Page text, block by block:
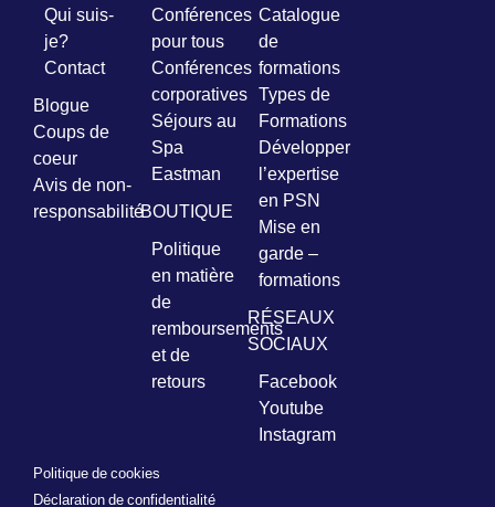
Qui suis-
je?
Contact
Blogue
Coups de
coeur
Avis de non-
responsabilité
Conférences
pour tous
Conférences
corporatives
Séjours au
Spa
Eastman
BOUTIQUE
Politique
en matière
de
remboursements
et de
retours
Catalogue
de
formations
Types de
Formations
Développer
l’expertise
en PSN
Mise en
garde –
formations
RÉSEAUX
SOCIAUX
Facebook
Youtube
Instagram
Politique de cookies
Déclaration de confidentialité